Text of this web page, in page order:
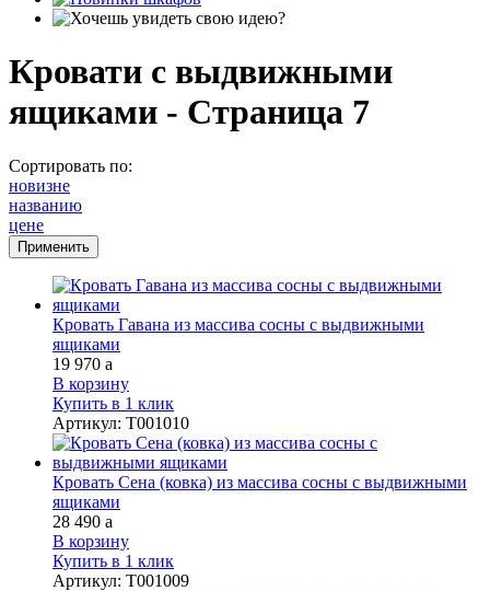
Кровати с выдвижными
ящиками - Страница 7
Сортировать по:
новизне
названию
цене
Кровать Гавана из массива сосны с выдвижными
ящиками
19 970 a
В корзину
Купить в 1 клик
Артикул: Т001010
Кровать Сена (ковка) из массива сосны с выдвижными
ящиками
28 490 a
В корзину
Купить в 1 клик
Артикул: Т001009